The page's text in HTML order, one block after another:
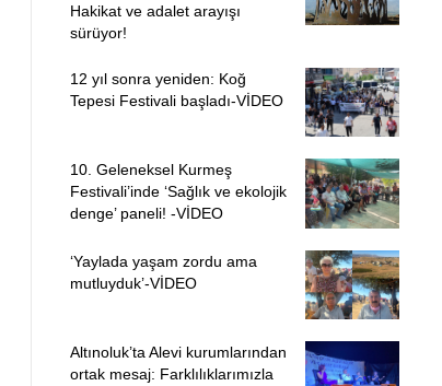
Hakikat ve adalet arayışı
sürüyor!
12 yıl sonra yeniden: Koğ
Tepesi Festivali başladı-VİDEO
10. Geleneksel Kurmeş
Festivali’inde ‘Sağlık ve ekolojik
denge’ paneli! -VİDEO
‘Yaylada yaşam zordu ama
mutluyduk’-VİDEO
Altınoluk’ta Alevi kurumlarından
ortak mesaj: Farklılıklarımızla